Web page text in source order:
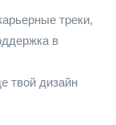
треки,
в
твой дизайн